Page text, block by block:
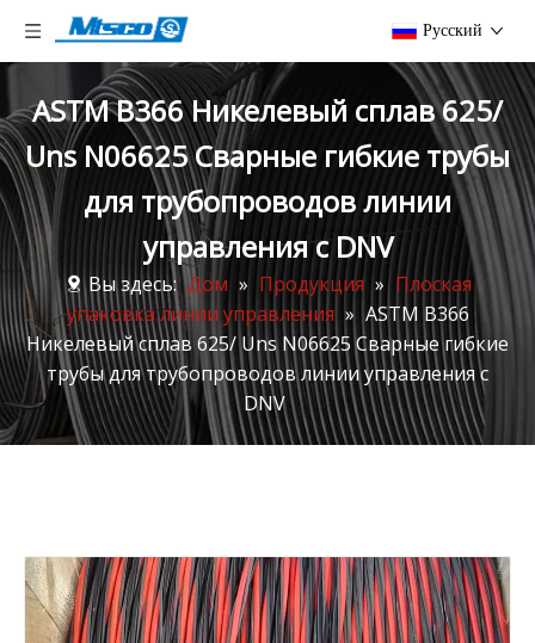
Pусский
ASTM B366 Никелевый сплав 625/
Uns N06625 Сварные гибкие трубы
для трубопроводов линии
управления с DNV
Вы здесь: Дом » Продукция » Плоская
упаковка линии управления » ASTM B366
Никелевый сплав 625/ Uns N06625 Сварные гибкие
трубы для трубопроводов линии управления с
DNV